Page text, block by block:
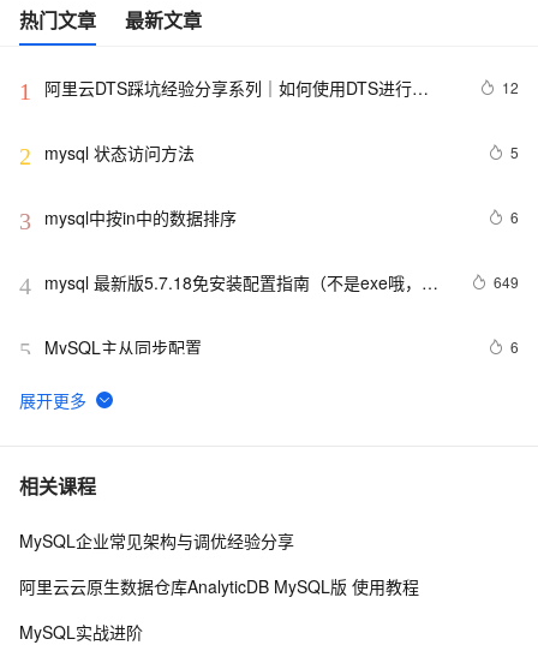
热门文章 最新文章
1
阿里云DTS踩坑经验分享系列｜如何使用DTS进行
12
2 mysql 状态访问方法 5
3 mysql中按in中的数据排序 6
4 mysql 最新版5.7.18免安装配置指南（不是exe哦，下
649
5 MySQL主从同步配置 6
6
【阿里云新品发布·周刊】第11期：云数据库 MySQL
7 PostgreSQL\MySQL比较
8 Mysql笔记--常用命令
相关课程
MySQL企业常见架构与调优经验分享
阿里云云原生数据仓库AnalyticDB MySQL版 使用教程
MySQL实战进阶